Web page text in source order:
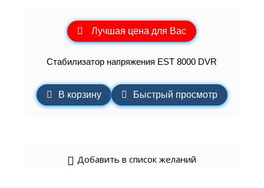
Лучшая цена для Вас
Стабилизатор напряжения EST 8000 DVR
В корзину Быстрый просмотр
Добавить в список желаний